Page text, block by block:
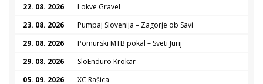
22. 08. 2026
Lokve Gravel
23. 08. 2026
Pumpaj Slovenija – Zagorje ob Savi
29. 08. 2026
Pomurski MTB pokal – Sveti Jurij
29. 08. 2026
SloEnduro Krokar
05. 09. 2026
XC Rašica